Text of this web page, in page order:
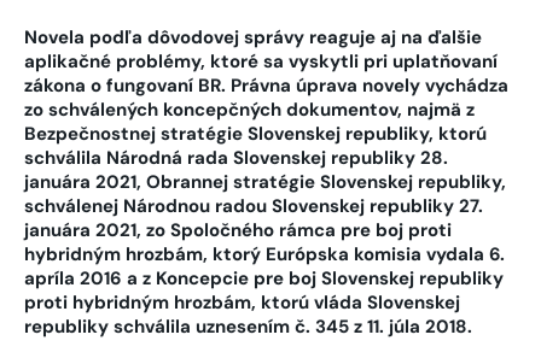
Novela podľa dôvodovej správy reaguje aj na ďalšie
aplikačné problémy, ktoré sa vyskytli pri uplatňovaní
zákona o fungovaní BR. Právna úprava novely vychádza
zo schválených koncepčných dokumentov, najmä z
Bezpečnostnej stratégie Slovenskej republiky, ktorú
schválila Národná rada Slovenskej republiky 28.
januára 2021, Obrannej stratégie Slovenskej republiky,
schválenej Národnou radou Slovenskej republiky 27.
januára 2021, zo Spoločného rámca pre boj proti
hybridným hrozbám, ktorý Európska komisia vydala 6.
apríla 2016 a z Koncepcie pre boj Slovenskej republiky
proti hybridným hrozbám, ktorú vláda Slovenskej
republiky schválila uznesením č. 345 z 11. júla 2018.